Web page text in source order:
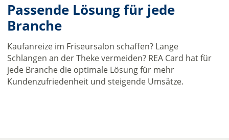
Passende Lösung für jede
Branche
Kaufanreize im Friseursalon schaffen? Lange
Schlangen an der Theke vermeiden? REA Card hat für
jede Branche die optimale Lösung für mehr
Kundenzufriedenheit und steigende Umsätze.